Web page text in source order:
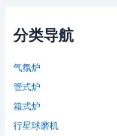
分类导航
气氛炉
管式炉
箱式炉
行星球磨机